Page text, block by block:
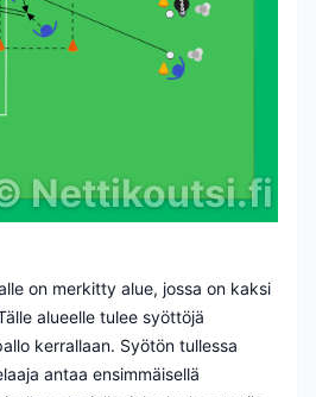
Nettikoutsi.fi
on merkitty alue, jossa on kaksi
alueelle tulee syöttöjä
kerrallaan. Syötön tullessa
antaa ensimmäisellä